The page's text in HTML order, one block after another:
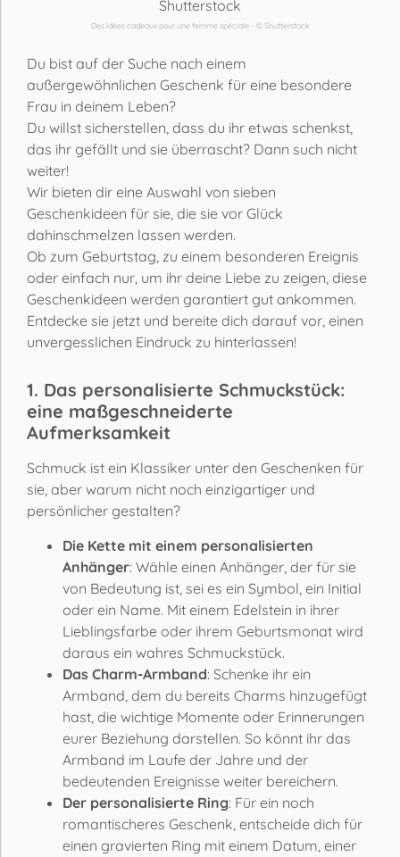
Des idées cadeaux pour une femme spéciale - © Shutterstock
Du bist auf der Suche nach einem
außergewöhnlichen Geschenk für eine besondere
Frau in deinem Leben?
Du willst sicherstellen, dass du ihr etwas schenkst,
das ihr gefällt und sie überrascht? Dann such nicht
weiter!
Wir bieten dir eine Auswahl von sieben
Geschenkideen für sie, die sie vor Glück
dahinschmelzen lassen werden.
Ob zum Geburtstag, zu einem besonderen Ereignis
oder einfach nur, um ihr deine Liebe zu zeigen, diese
Geschenkideen werden garantiert gut ankommen.
Entdecke sie jetzt und bereite dich darauf vor, einen
unvergesslichen Eindruck zu hinterlassen!
1. Das personalisierte Schmuckstück:
eine maßgeschneiderte
Aufmerksamkeit
Schmuck ist ein Klassiker unter den Geschenken für
sie, aber warum nicht noch einzigartiger und
persönlicher gestalten?
Die Kette mit einem personalisierten
Anhänger: Wähle einen Anhänger, der für sie
von Bedeutung ist, sei es ein Symbol, ein Initial
oder ein Name. Mit einem Edelstein in ihrer
Lieblingsfarbe oder ihrem Geburtsmonat wird
daraus ein wahres Schmuckstück.
Das Charm-Armband: Schenke ihr ein
Armband, dem du bereits Charms hinzugefügt
hast, die wichtige Momente oder Erinnerungen
eurer Beziehung darstellen. So könnt ihr das
Armband im Laufe der Jahre und der
bedeutenden Ereignisse weiter bereichern.
Der personalisierte Ring: Für ein noch
romantischeres Geschenk, entscheide dich für
einen gravierten Ring mit einem Datum, einer